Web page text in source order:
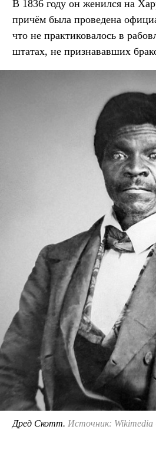
В 1836 году он женился на
причём была проведена
что не практиковалось в
штатах, не признававших
Дред Скотт. Источник: Wikimedia